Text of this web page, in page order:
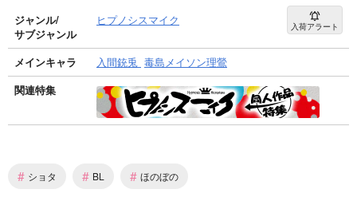
ジャンル/
サブジャンル
ヒプノシスマイク 入荷アラート
メインキャラ 入間銃兎 毒島メイソン理鶯
関連特集
# ショタ # BL # ほのぼの